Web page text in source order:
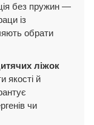
без пружин —
із
обрати
ліжок
якості й
чи